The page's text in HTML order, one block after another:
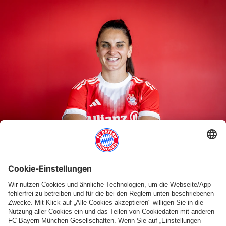
ZUM ARTIKEL
Text vorlesen Schrift vergrößern
Liebes FC Bayern KIDS CLUB-Mitglied,
die Sommerferien neigen sich dem Ende zu und schon bald
beginnt das neue Schuljahr. Ich hoffe, du hattest eine